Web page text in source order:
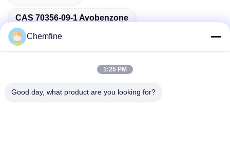
CAS 70356-09-1 Avobenzone
Chemfine
1:25 PM
Good day, what product are you looking for?